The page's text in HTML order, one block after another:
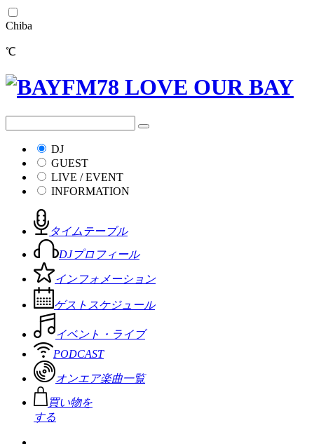
Chiba
℃
DJ
GUEST
LIVE / EVENT
INFORMATION
タイムテーブル
DJプロフィール
インフォメーション
ゲストスケジュール
イベント・ライブ
PODCAST
オンエア楽曲一覧
買い物を
する